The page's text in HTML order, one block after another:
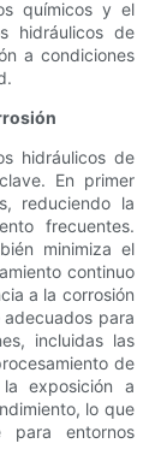
químicos y el
hidráulicos de
a condiciones
hidráulicos de
En primer
reduciendo la
frecuentes.
minimiza el
continuo
a la corrosión
para
incluidas las
de
exposición a
lo que
para entornos